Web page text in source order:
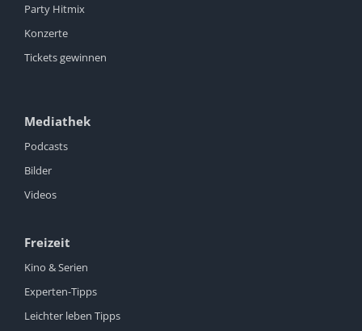
Party Hitmix
Konzerte
Tickets gewinnen
Mediathek
Podcasts
Bilder
Videos
Freizeit
Kino & Serien
Experten-Tipps
Leichter leben Tipps